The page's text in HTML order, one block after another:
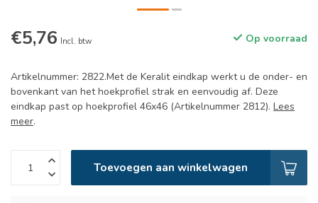
€5,76 Incl. btw Op voorraad
Artikelnummer: 2822.Met de Keralit eindkap werkt u de onder- en
bovenkant van het hoekprofiel strak en eenvoudig af. Deze
eindkap past op hoekprofiel 46x46 (Artikelnummer 2812). Lees
meer.
Toevoegen aan winkelwagen